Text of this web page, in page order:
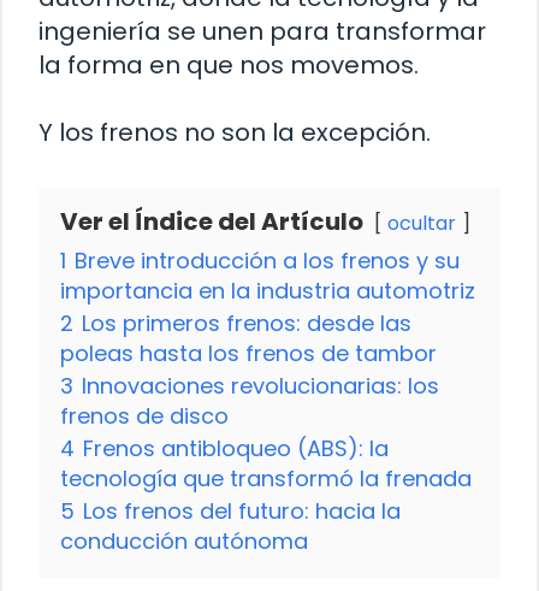
ingeniería se unen para transformar
la forma en que nos movemos.
Y los frenos no son la excepción.
Ver el Índice del Artículo ocultar
1 Breve introducción a los frenos y su
importancia en la industria automotriz
2 Los primeros frenos: desde las
poleas hasta los frenos de tambor
3 Innovaciones revolucionarias: los
frenos de disco
4 Frenos antibloqueo (ABS): la
tecnología que transformó la frenada
5 Los frenos del futuro: hacia la
conducción autónoma